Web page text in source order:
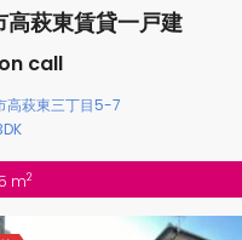
高萩東賃貸一戸建
call
高萩東三丁目5-7
m2